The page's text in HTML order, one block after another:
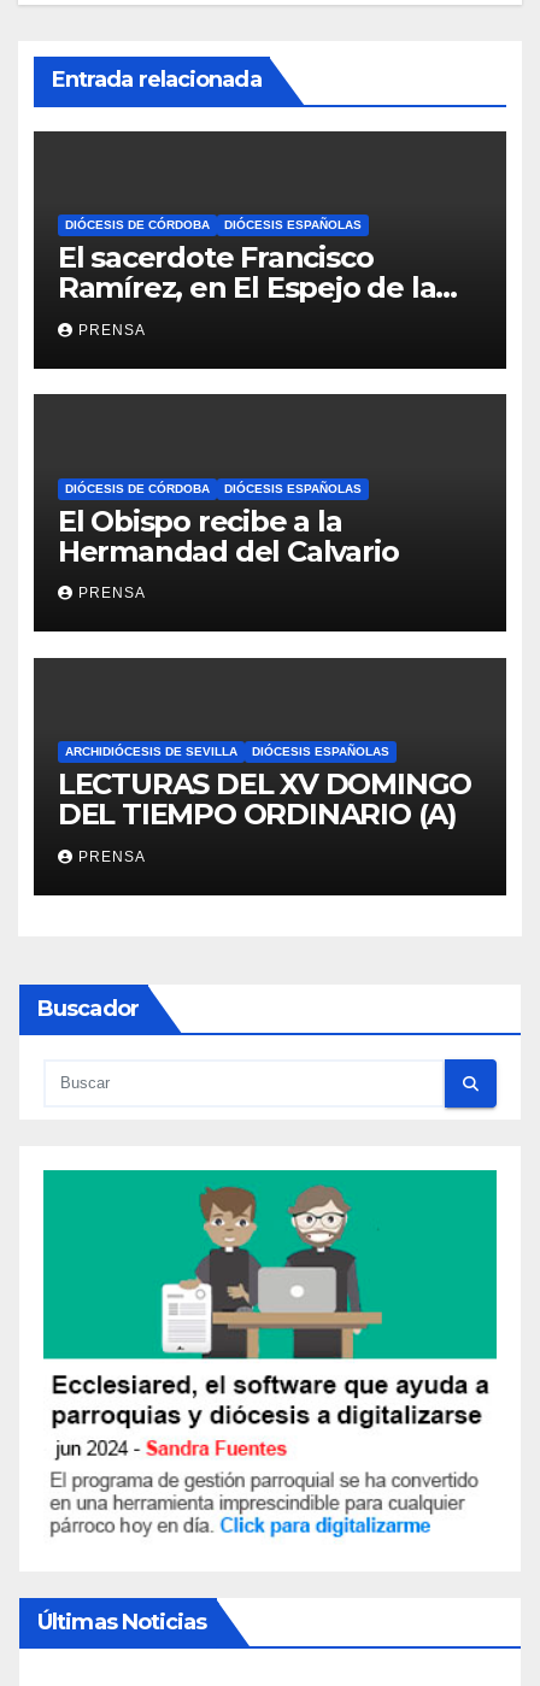
Entrada relacionada
DIÓCESIS DE CÓRDOBA DIÓCESIS ESPAÑOLAS
El sacerdote Francisco
Ramírez, en El Espejo de la
Iglesia
PRENSA
DIÓCESIS DE CÓRDOBA DIÓCESIS ESPAÑOLAS
El Obispo recibe a la
Hermandad del Calvario
PRENSA
ARCHIDIÓCESIS DE SEVILLA DIÓCESIS ESPAÑOLAS
LECTURAS DEL XV DOMINGO
DEL TIEMPO ORDINARIO (A)
PRENSA
Buscador
Últimas Noticias